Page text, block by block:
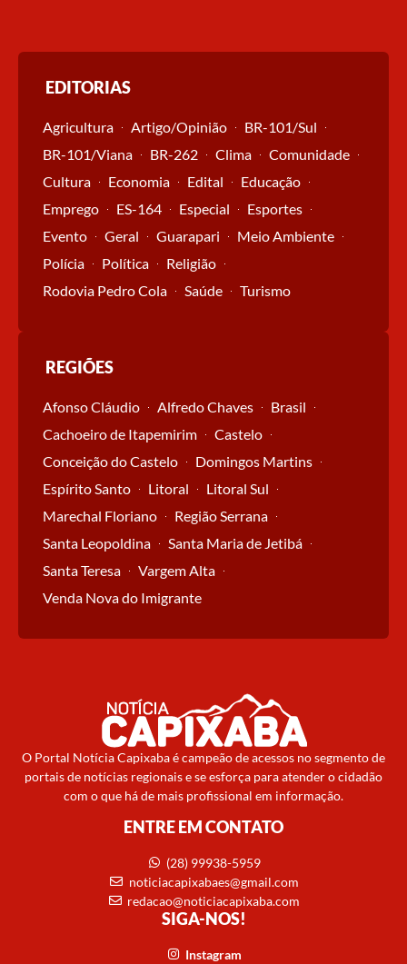
EDITORIAS
Agricultura Artigo/Opinião
BR-101/Sul
BR-101/Viana
BR-262 Clima
Comunidade
Cultura
Economia Edital
Educação
Emprego
ES-164 Especial
Esportes
Evento
Geral Guarapari
Meio Ambiente
Polícia
Política
Religião
Rodovia Pedro Cola
Saúde Turismo
REGIÕES
Afonso Cláudio Alfredo Chaves
Brasil
Cachoeiro de Itapemirim
Castelo
Conceição do Castelo
Domingos Martins
Espírito Santo
Litoral
Litoral Sul
Marechal Floriano
Região Serrana
Santa Leopoldina
Santa Maria de Jetibá
Santa Teresa
Vargem Alta
Venda Nova do Imigrante
O Portal Notícia Capixaba é campeão de acessos no segmento de
portais de notícias regionais e se esforça para atender o cidadão
com o que há de mais profissional em informação.
ENTRE EM CONTATO
(28) 99938-5959
noticiacapixabaes@gmail.com
redacao@noticiacapixaba.com
SIGA-NOS!
Instagram